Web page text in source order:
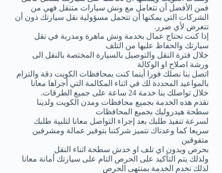
فمن الأفضل أن تتعامل مع ونش سيارات متنقل فهي من
الشركات التي يمكنها أن تتحمل مسؤولية نقل سيارتك دون أن
تتعرض لأي ضرر.
إذا كنت تحتاج عمال بخدمة ونش ماهرة ومدربة في نقل
سيارتك والحفاظ عليها من التلف
خلال فترة النقل والتوصيل بالسيارة المختصة بالنقل الى
ورشة اصلاح او الوكالة
اتصل بنا نصلك فورا أينما كنت بمحافظات الكويت دقة والتزام
بالمواعيد المحددة لك في اثناء المكالمة التي أجراها معانا
خلال تواصلك بنا خدمة 24 ساعة على جميع الطرقات.
نقدم هذه الخدمة بجميع محافظات ومدن الكويت ولدينا
سطحة هيدروليك بجميع المحافظات
لسرعة تنفيذ طلبك بعد إجراء التواصل معانا لتلبية طلبك
سريعا كما وعدناك نتميز شركتنا بتوفير عمالة ومشرفين
متفوقين
بحرص وبدون اي تلف او خدش سطحة اثناء النقل
ولذلك يتم التأكيد على الحرص التام على سيارتك أمانة معانا
لذلك نخدم الخدمة بمنتهى الحرص